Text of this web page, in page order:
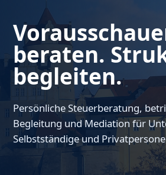
beraten.
begleiten.
Persönliche Steuerberatung,
Begleitung und Mediation für
Selbstständige und